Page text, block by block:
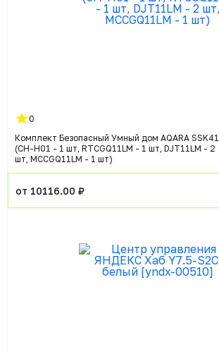
0
Комплект Безопасный Умный дом AQARA SSK41
(CH-H01 - 1 шт, RTCGQ11LM - 1 шт, DJT11LM - 2
шт, MCCGQ11LM - 1 шт)
от 10116.00 ₽